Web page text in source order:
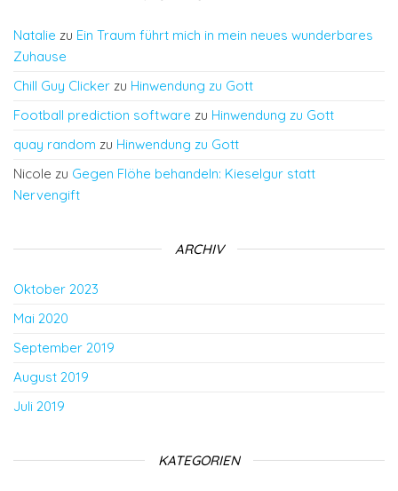
Natalie zu Ein Traum führt mich in mein neues wunderbares
Zuhause
Chill Guy Clicker zu Hinwendung zu Gott
Football prediction software zu Hinwendung zu Gott
quay random zu Hinwendung zu Gott
Nicole zu Gegen Flöhe behandeln: Kieselgur statt
Nervengift
ARCHIV
Oktober 2023
Mai 2020
September 2019
August 2019
Juli 2019
KATEGORIEN